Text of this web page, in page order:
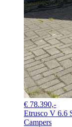
€ 78.390,-
Etrusco V 6.6
Campers